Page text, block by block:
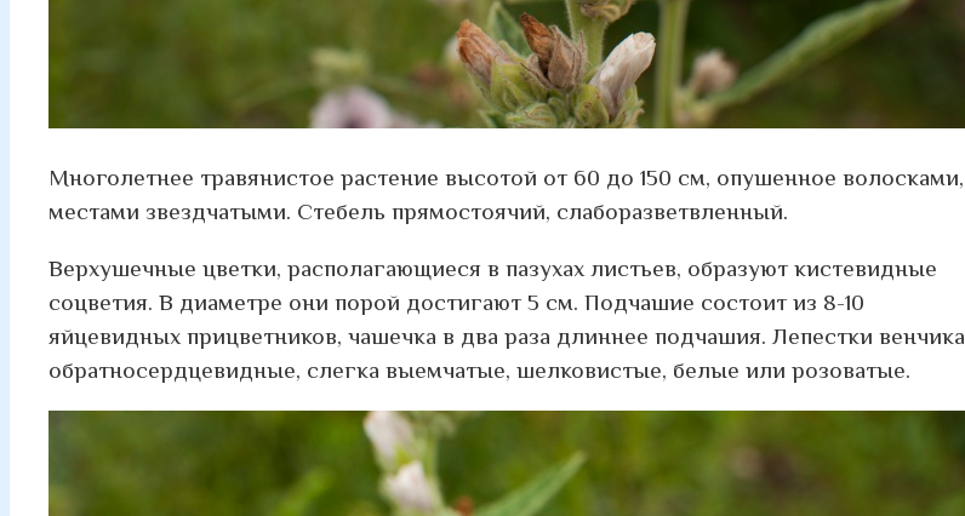
Многолетнее травянистое растение высотой от 60 до 150 см, опушенное волосками,
местами звездчатыми. Стебель прямостоячий, слаборазветвленный.
Верхушечные цветки, располагающиеся в пазухах листьев, образуют кистевидные
соцветия. В диаметре они порой достигают 5 см. Подчашие состоит из 8-10
яйцевидных прицветников, чашечка в два раза длиннее подчашия. Лепестки венчика
обратносердцевидные, слегка выемчатые, шелковистые, белые или розоватые.